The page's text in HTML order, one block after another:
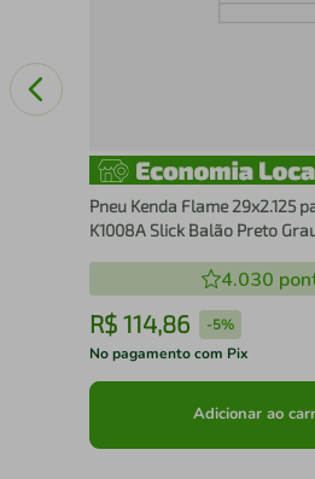
Pneu Kenda Flame 29x2.125
K1008A Slick Balão Preto
4.030
R$ 114,86 -5%
No pagamento com Pix
Adicionar ao